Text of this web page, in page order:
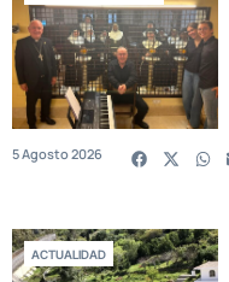
5 Agosto 2026
ACTUALIDAD